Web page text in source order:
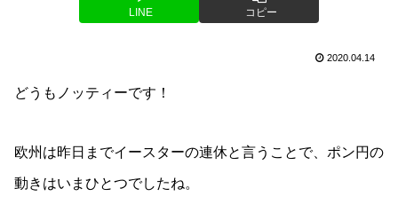
LINE コピー
2020.04.14
どうもノッティーです！
欧州は昨日までイースターの連休と言うことで、ポン円の
動きはいまひとつでしたね。